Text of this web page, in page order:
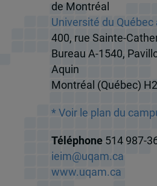
de Montréal
Université du Québec
400, rue Sainte-
Bureau A-1540,
Aquin
Montréal (Québec)
* Voir le plan du
Téléphone 514 987-
ieim@uqam.ca
www.uqam.ca